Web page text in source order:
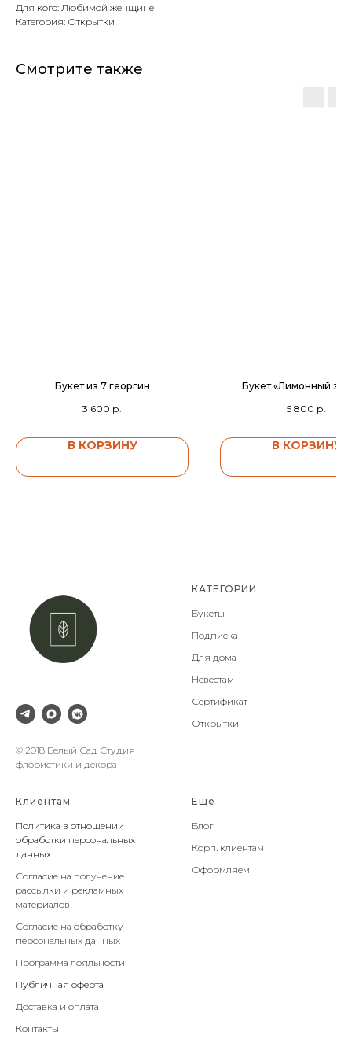
Для кого: Любимой женщине
Категория: Открытки
Смотрите также
Букет из 7 георгин
3 600 р.
В КОРЗИНУ
Букет «Лимонный
5 800 р.
В КОРЗИНУ
© 2018 Белый Сад Студия
флористики и декора
КАТЕГОРИИ
Букеты
Подписка
Для дома
Невестам
Сертификат
Открытки
Клиентам
Политика в отношении
обработки персональных
данных
Согласие на получение
рассылки и рекламных
материалов
Согласие на обработку
персональных данных
Программа лояльности
Публичная оферта
Доставка и оплата
Контакты
Еще
Блог
Корп. клиентам
Оформляем